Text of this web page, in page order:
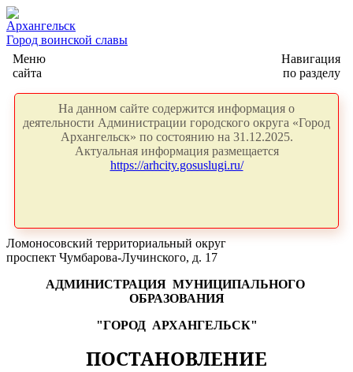
Архангельск
Город воинской славы
Меню
сайта
Навигация
по разделу
На данном сайте содержится информация о
деятельности Администрации городского округа «Город
Архангельск» по состоянию на 31.12.2025.
Актуальная информация размещается
https://arhcity.gosuslugi.ru/
Ломоносовский территориальный округ
проспект Чумбарова-Лучинского, д. 17
АДМИНИСТРАЦИЯ МУНИЦИПАЛЬНОГО
ОБРАЗОВАНИЯ
"ГОРОД АРХАНГЕЛЬСК"
ПОСТАНОВЛЕНИЕ